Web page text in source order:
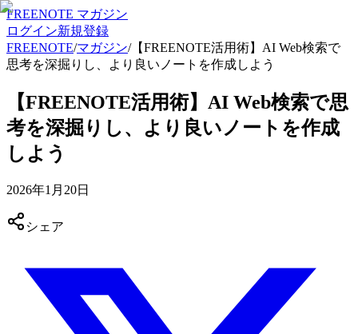
FREENOTE マガジン
ログイン新規登録
FREENOTE/マガジン/【FREENOTE活用術】AI Web検索で
思考を深掘りし、より良いノートを作成しよう
【FREENOTE活用術】AI Web検索で思
考を深掘りし、より良いノートを作成
しよう
2026年1月20日
シェア